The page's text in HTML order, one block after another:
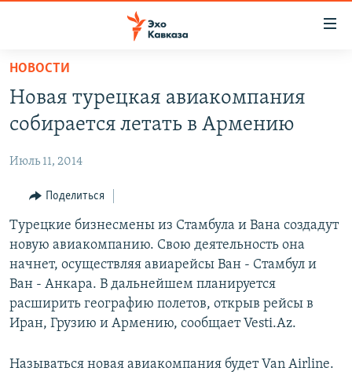
Вернуться
основному
содержанию
Вернутся
навигации
Вернутся
поиску
ТБИЛИСИ
СУХУМИ
ЦХИНВАЛИ
ВЕСЬ КАВКАЗ
СЕВЕРНЫЙ КАВКАЗ
АРМЕНИЯ
АЗЕРБАЙДЖАН
ТЕМЫ
ПОЛИТИКА
ЭКОНОМИКА
ОБЩЕСТВО
СПОРТ
РУБРИКИ
НЕКРУГЛЫЙ СТОЛ
ГОСТЬ НЕДЕЛИ
БЛОГИ
МУЛЬТИМЕДИА
ВИДЕО
АУДИО
АРХИВ РАДИОПРОГРАММЫ
НОВОСТИ
Новая турецкая авиакомпания
собирается летать в Армению
Июль 11, 2014
Поделиться
Турецкие бизнесмены из Стамбула и Вана создадут
новую авиакомпанию. Свою деятельность она
начнет, осуществляя авиарейсы Ван - Стамбул и
Ван - Анкара. В дальнейшем планируется
расширить географию полетов, открыв рейсы в
Иран, Грузию и Армению, сообщает Vesti.Az.
Называться новая авиакомпания будет Van Airline.